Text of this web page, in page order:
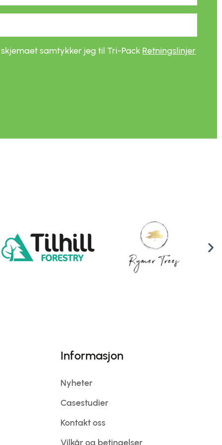
samtykker jeg til Tri-Pack Retningslinjer
Informasjon
Nyheter
Casestudier
Kontakt oss
Vilkår og betingelser